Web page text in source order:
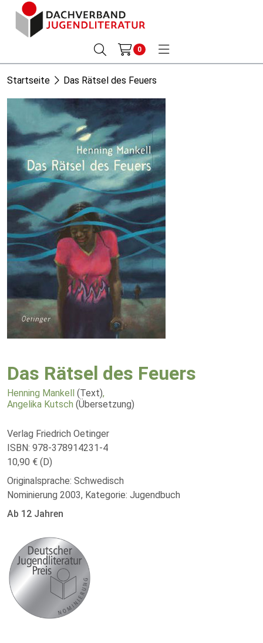
0
Startseite Das Rätsel des Feuers
Das Rätsel des Feuers
Henning Mankell (Text),
Angelika Kutsch (Übersetzung)
Verlag Friedrich Oetinger
ISBN: 978-378914231-4
10,90 € (D)
Originalsprache: Schwedisch
Nominierung 2003, Kategorie: Jugendbuch
Ab 12 Jahren